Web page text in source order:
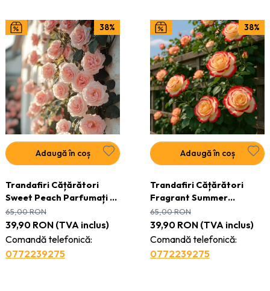
38%
Adaugă în coș
Trandafiri Cățărători
Sweet Peach Parfumați -
Anul 3 - Ghiveci 2L
39,90 RON(TVA inclus)
Comandă telefonică:
0772239275
65,00RON
38%
Adaugă în coș
Trandafiri Cățărători
Fragrant Summer
Parfumați - Anul 3 -
Ghiveci 2L
39,90 RON(TVA inclus)
Comandă telefonică:
0772239275
65,00RON